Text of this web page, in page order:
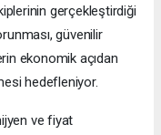
gerçekleştirdiği
güvenilir
ekonomik açıdan
hedefleniyor.
ve fiyat